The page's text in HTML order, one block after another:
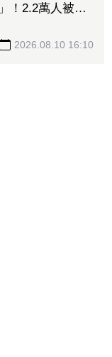
！2.2萬人被迫
2026.08.10 16:10